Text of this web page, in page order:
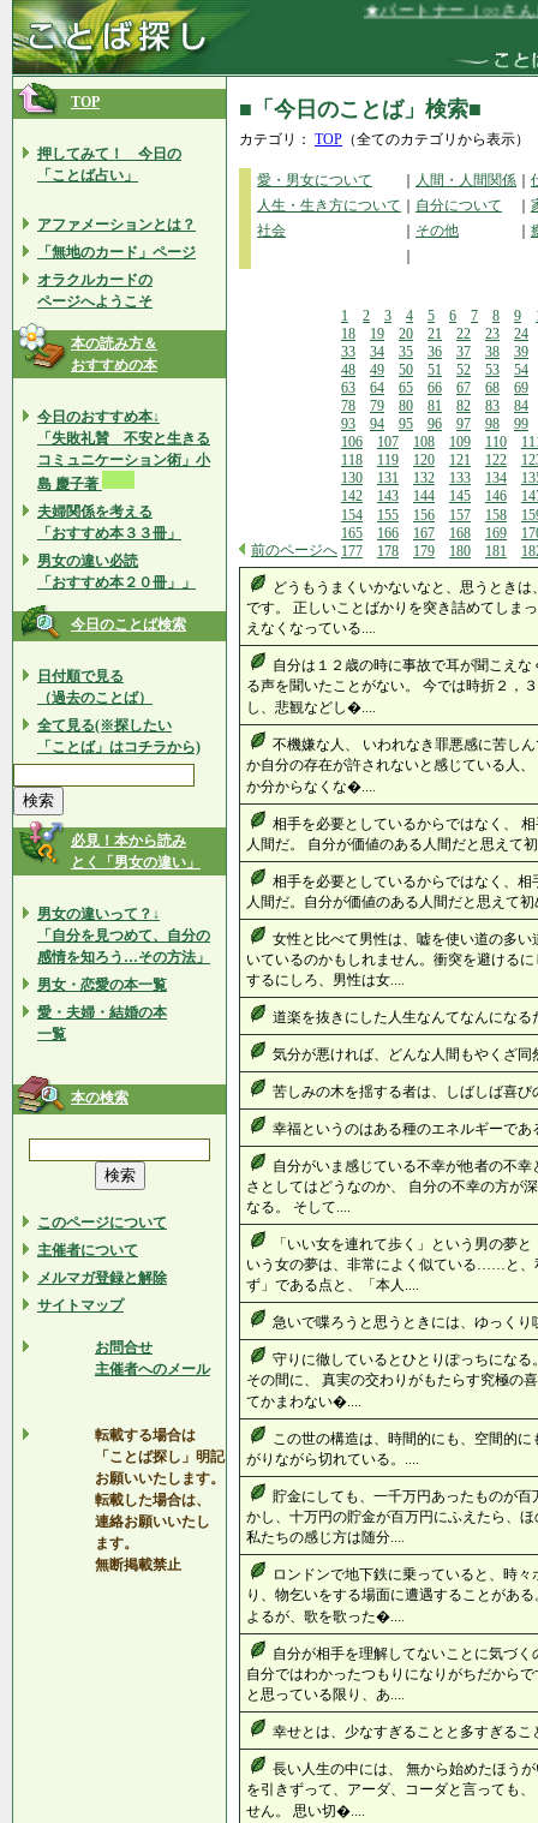
★パートナー（○○さん）
TOP
押してみて！ 今日の
「ことば占い」
アファメーションとは？
「無地のカード」ページ
オラクルカードの
ページへようこそ
本の読み方＆
おすすめの本
今日のおすすめ本↓
「失敗礼賛 不安と生きる
コミュニケーション術」小
島 慶子著
夫婦関係を考える
「おすすめ本３３冊」
男女の違い必読
「おすすめ本２０冊」」
今日のことば検索
日付順で見る
（過去のことば）
全て見る(※探したい
「ことば」はコチラから)
必見！本から読み
とく「男女の違い」
男女の違いって？↓
「自分を見つめて、自分の
感情を知ろう…その方法」
男女・恋愛の本一覧
愛・夫婦・結婚の本
一覧
本の検索
このページについて
主催者について
メルマガ登録と解除
サイトマップ
お問合せ
主催者へのメール
転載する場合は
「ことば探し」明記
お願いいたします。
転載した場合は、
連絡お願いいたし
ます。
無断掲載禁止
■「今日のことば」検索■
カテゴリ： TOP （全てのカテゴリから表示）
愛・男女について 人間・人間関係
人生・生き方について
自分について
社会
その他
前のページへ
1 2 3 4 5 6 7 8 9
18
19 20 21 22 23
24
33
34 35 36 37 38
39
48
49 50 51 52 53
54
63
64 65 66 67 68
69
78
79 80 81 82 83
84
93
94 95 96 97 98
99
106
107 108 109 110
118
119 120 121 122
130
131 132 133 134
142
143 144 145 146
154
155 156 157 158
165
166 167 168 169
177
178 179 180 181
どうもうまくいかないなと、思うとき
です。 正しいことばかりを突き詰めてしま
えなくなっている....
自分は１２歳の時に事故で耳が聞こえ
る声を聞いたことがない。 今では時折２，
し、悲観などし�....
不機嫌な人、 いわれなき罪悪感に苦し
か自分の存在が許されないと感じている人
か分からなくな�....
相手を必要としているからではなく、
人間だ。 自分が価値のある人間だと思えて
相手を必要としているからではなく、
人間だ。自分が価値のある人間だと思えて
女性と比べて男性は、嘘を使い道の多
いているのかもしれません。衝突を避ける
するにしろ、男性は女....
道楽を抜きにした人生なんてなんになる
気分が悪ければ、どんな人間もやくざ同
苦しみの木を揺する者は、しばしば喜
幸福というのはある種のエネルギーであ
自分がいま感じている不幸が他者の不
さとしてはどうなのか、 自分の不幸の方が
なる。 そして....
「いい女を連れて歩く」という男の夢
いう女の夢は、非常によく似ている……と、
ず」である点と、「本人....
急いで喋ろうと思うときには、ゆっくり
守りに徹しているとひとりぽっちにな
その間に、 真実の交わりがもたらす究極の
てかまわない�....
この世の構造は、時間的にも、空間的
がりながら切れている。....
貯金にしても、一千万円あったものが
かし、十万円の貯金が百万円にふえたら、
私たちの感じ方は随分....
ロンドンで地下鉄に乗っていると、時
り、物乞いをする場面に遭遇することがあ
よるが、歌を歌った�....
自分が相手を理解してないことに気づ
自分ではわかったつもりになりがちだから
と思っている限り、あ....
幸せとは、少なすぎることと多すぎる
長い人生の中には、 無から始めたほう
を引きずって、アーダ、コーダと言っても
せん。 思い切�....